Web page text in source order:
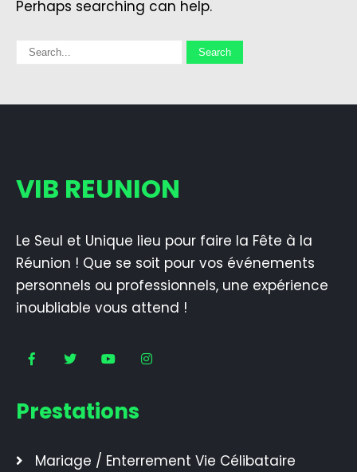
Perhaps searching can help.
VIB REUNION
Le Seul et Unique lieu pour faire la Fête à la
Réunion ! Que se soit pour vos événements
personnels ou professionnels, une expérience
inoubliable vous attend !
Prestations
Mariage / Enterrement Vie Célibataire